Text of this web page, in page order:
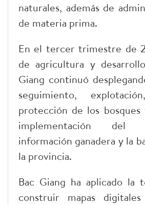
naturales, además de
de materia prima.
En el tercer trimestre de
de agricultura y
Giang continuó
seguimiento,
protección de los
implementación del
información ganadera y la
la provincia.
Bac Giang ha aplicado la
construir mapas